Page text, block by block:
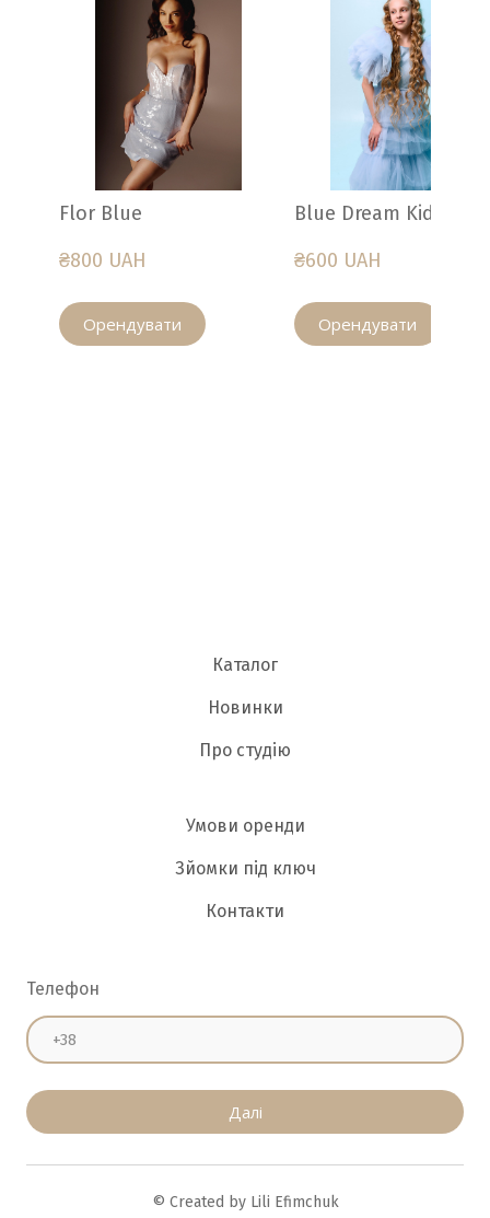
Flor Blue
₴800 UAH
Орендувати
Blue Dream Kids
₴600 UAH
Орендувати
Каталог
Новинки
Про студію
Умови оренди
Зйомки під ключ
Контакти
Телефон
Далі
© Created by Lili Efimchuk